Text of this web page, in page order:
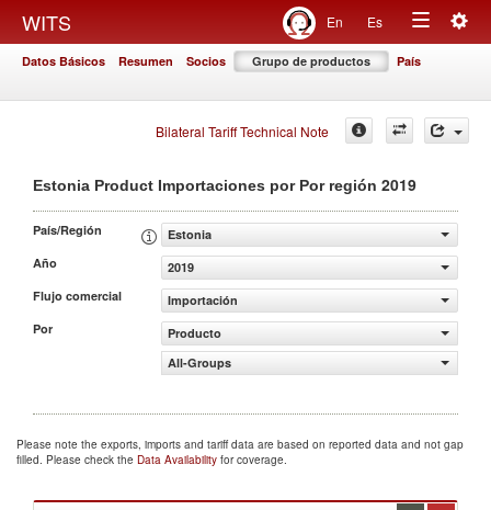
WITS En Es
Toggle
Datos Básicos Resumen Socios Grupo de productos País
Bilateral Tariff Technical Note
Estonia Product Importaciones por Por región 2019
País/Región
Estonia
Año
2019
Flujo comercial
Importación
Por
Producto
All-Groups
Please note the exports, imports and tariff data are based on reported data and not gap
filled. Please check the Data Availability for coverage.